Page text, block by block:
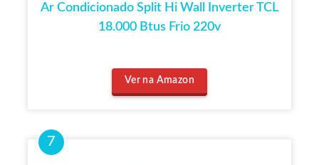
Ar Condicionado Split Hi Wall Inverter TCL
18.000 Btus Frio 220v
Ver na Amazon